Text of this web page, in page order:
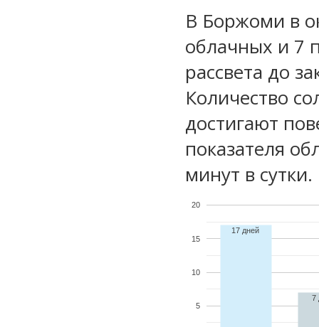
В Боржоми в
облачных и 7
рассвета до
Количество
достигают
показателя
минут в сутки.
5
10
15
20
17 дней
7